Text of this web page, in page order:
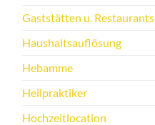
Gaststätten u. Restaurants
Haushaltsauflösung
Hebamme
Heilpraktiker
Hochzeitlocation